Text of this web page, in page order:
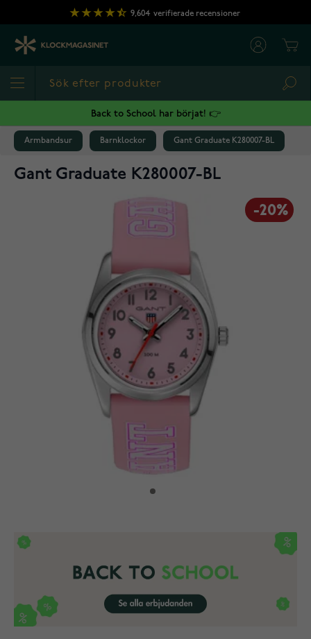
Hoppa till innehållet
9,604 verifierade recensioner
Back to School har börjat! 👉
Armbandsur Barnklockor Gant Graduate K280007-BL
Gant Graduate K280007-BL
-20%